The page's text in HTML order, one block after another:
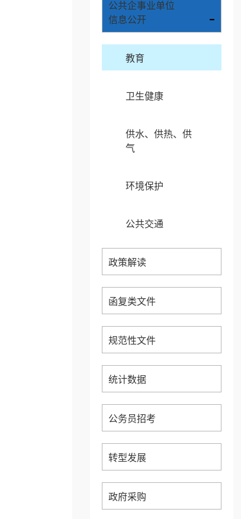
公共企事业单位
信息公开
-
教育
卫生健康
供水、供热、供
气
环境保护
公共交通
政策解读
函复类文件
规范性文件
统计数据
公务员招考
转型发展
政府采购